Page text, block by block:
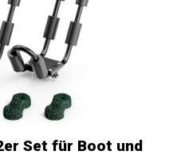
Set für Boot und